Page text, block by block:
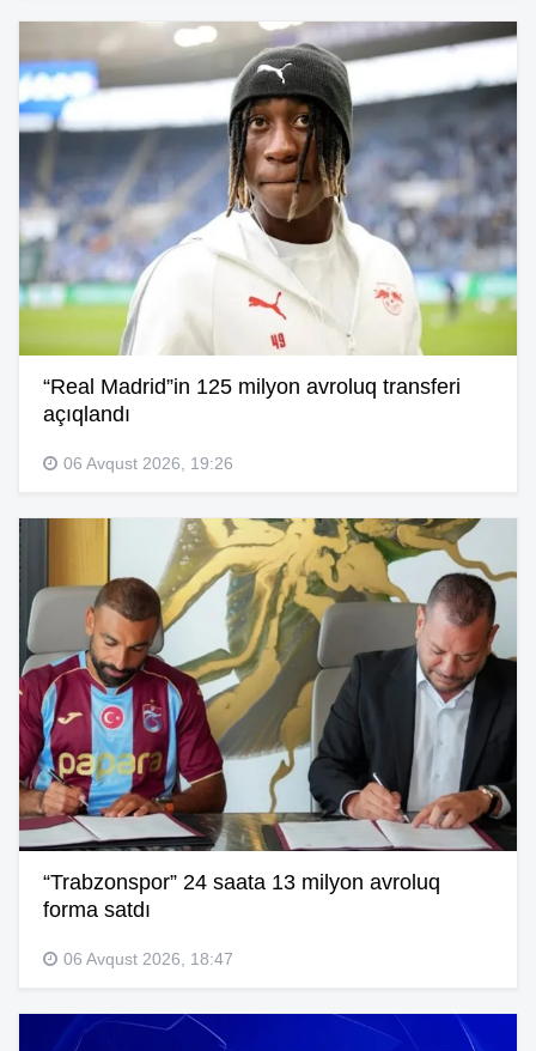
“Real Madrid”in 125 milyon avroluq transferi
açıqlandı
06 Avqust 2026, 19:26
“Trabzonspor” 24 saata 13 milyon avroluq
forma satdı
06 Avqust 2026, 18:47